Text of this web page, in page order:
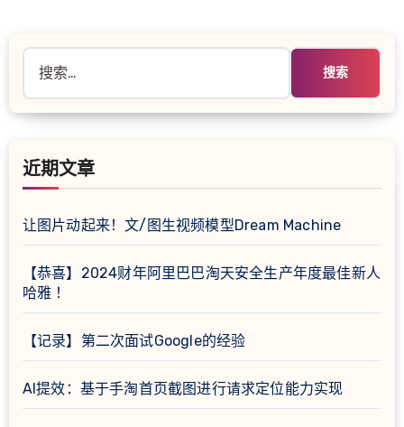
索：
近期文章
让图片动起来！文/图生视频模型Dream Machine
【恭喜】2024财年阿里巴巴淘天安全生产年度最佳新人
哈雅 ！
【记录】第二次面试Google的经验
AI提效：基于手淘首页截图进行请求定位能力实现